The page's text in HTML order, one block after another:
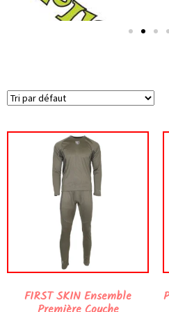
FIRST SKIN Ensemble